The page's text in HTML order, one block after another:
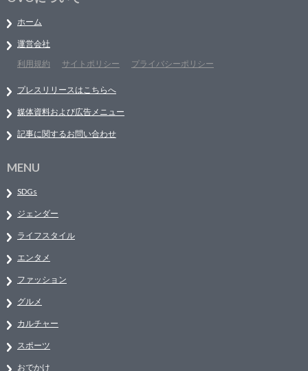
ホーム
運営会社
利用規約
サイトポリシー プライバシーポリシー
プレスリリースはこちらへ
媒体資料および広告メニュー
記事に関するお問い合わせ
MENU
SDGs
ジェンダー
ライフスタイル
エンタメ
ファッション
グルメ
カルチャー
スポーツ
おでかけ